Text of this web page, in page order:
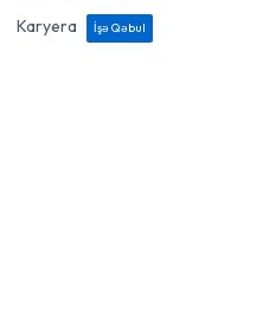
Karyera
İşə Qəbul